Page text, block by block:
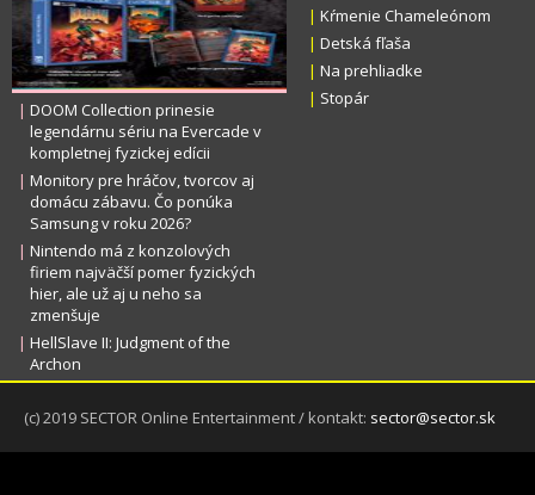
| DOOM Collection prinesie
legendárnu sériu na Evercade v
kompletnej fyzickej edícii
| Monitory pre hráčov, tvorcov aj
domácu zábavu. Čo ponúka
Samsung v roku 2026?
| Nintendo má z konzolových
firiem najväčší pomer fyzických
hier, ale už aj u neho sa
zmenšuje
| HellSlave II: Judgment of the
Archon
| Kŕmenie Chameleónom
| Detská fľaša
| Na prehliadke
| Stopár
(c) 2019 SECTOR Online Entertainment / kontakt: sector@sector.sk